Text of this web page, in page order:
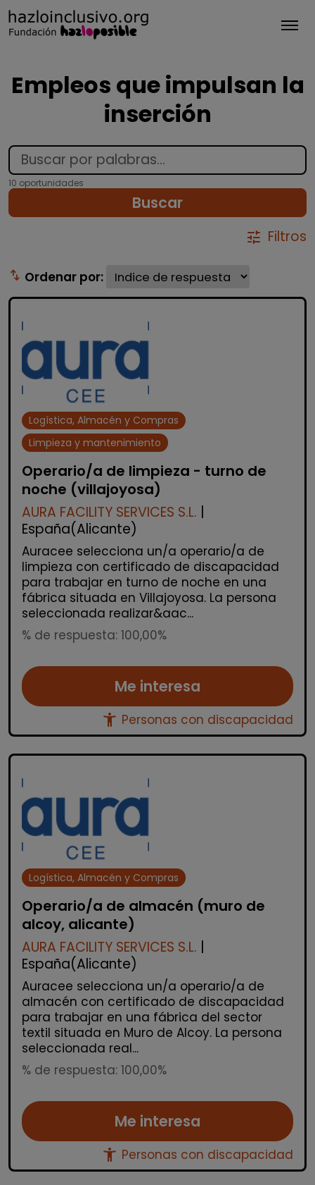
Empleos que impulsan la
inserción
10 oportunidades
Buscar
tune Filtros
swap_vert Ordenar por:
Logística, Almacén y Compras
Limpieza y mantenimiento
Operario/a de limpieza - turno de
noche (villajoyosa)
AURA FACILITY SERVICES S.L.
España(Alicante)
Auracee selecciona un/a operario/a de
limpieza con certificado de discapacidad
para trabajar en turno de noche en una
fábrica situada en Villajoyosa. La persona
seleccionada realizar&aac...
% de respuesta: 100,00%
Me interesa
accessibility_new Personas con discapacidad
Logística, Almacén y Compras
Operario/a de almacén (muro de
alcoy, alicante)
AURA FACILITY SERVICES S.L.
España(Alicante)
Auracee selecciona un/a operario/a de
almacén con certificado de discapacidad
para trabajar en una fábrica del sector
textil situada en Muro de Alcoy. La persona
seleccionada real...
% de respuesta: 100,00%
Me interesa
accessibility_new Personas con discapacidad